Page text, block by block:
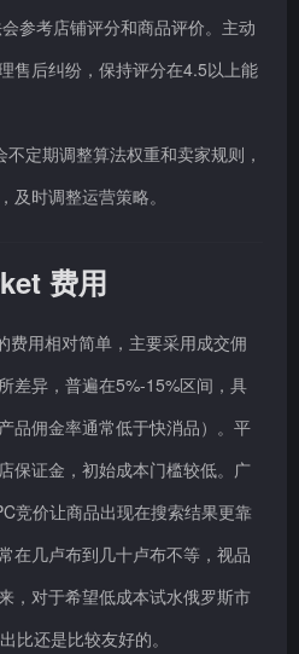
参考店铺评分和商品评价。主动
售后纠纷，保持评分在4.5以上能
定期调整算法权重和卖家规则，
及时调整运营策略。
费用
费用相对简单，主要采用成交佣
差异，普遍在5%-15%区间，具
品佣金率通常低于快消品）。平
保证金，初始成本门槛较低。广
竞价让商品出现在搜索结果更靠
在几卢布到几十卢布不等，视品
，对于希望低成本试水俄罗斯市
比还是比较友好的。